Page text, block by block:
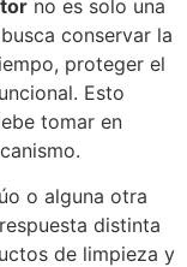
no es solo una
conservar la
proteger el
Esto
tomar en
o alguna otra
distinta
de limpieza y